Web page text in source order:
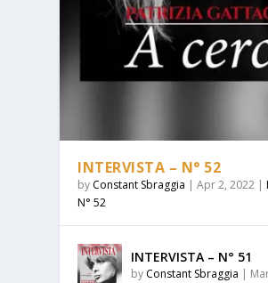
INCORSICA N°123
Posted byConstant Sbraggia|Jun
INCORSICA N°122
Posted byConstant Sbraggia|May
INCORSICA N°121
Posted byConstant Sbraggia|May
INCORSICA N°120
Posted byConstant Sbraggia|May
INCORSICA N°119
Posted byConstant Sbraggia|May
INTERVISTA – N° 52
by Constant Sbraggia |Apr 2, 2022 |
N° 52
INTERVISTA – N° 51
by Constant Sbraggia |